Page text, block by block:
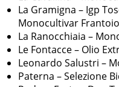
La Gramigna – Igp
Monocultivar
La Ranocchiaia –
Le Fontacce – Olio
Leonardo Salustri –
Paterna – Selezione